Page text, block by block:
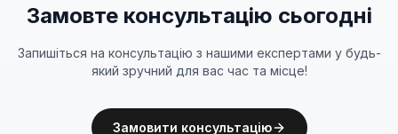
Замовте консультацію сьогодні
Запишіться на консультацію з нашими експертами у будь-
який зручний для вас час та місце!
Замовити консультацію